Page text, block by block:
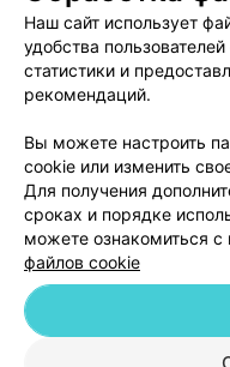
Написать
Обработка
© 2026 ООО «Артокс Лаб», УНП
Наш сайт использует
удобства
статистики и
рекомендаций.
Вы можете настроить
cookie или изменить
Для получения
сроках и порядке
можете ознакомиться с
файлов cookie